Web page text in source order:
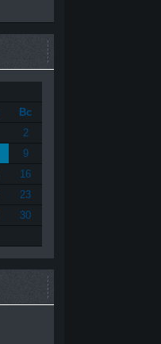
Вс
2
9
16
23
30